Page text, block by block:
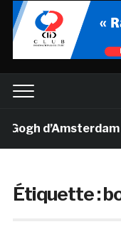
d’Amsterdam
Étiquette :